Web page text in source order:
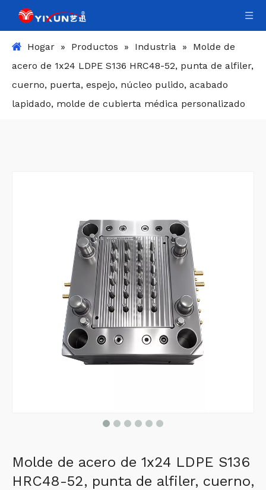
Hogar » Productos » Industria »
Molde de
acero de 1x24 LDPE S136 HRC48-52, punta de alfiler,
cuerno, puerta, espejo, núcleo pulido, acabado
lapidado, molde de cubierta médica personalizado
Molde de acero de 1x24 LDPE S136
HRC48-52, punta de alfiler, cuerno,